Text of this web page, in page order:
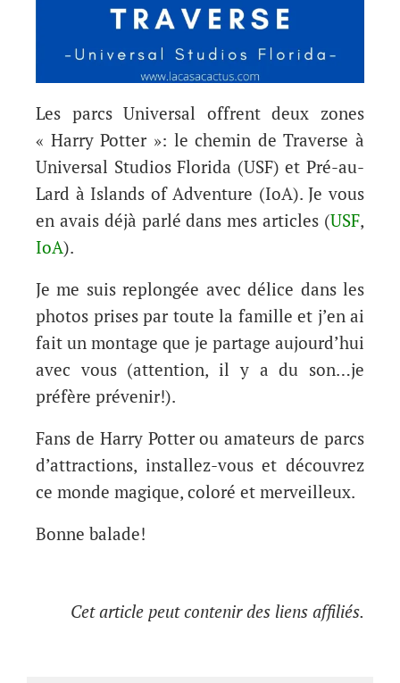
Les parcs Universal offrent deux zones
« Harry Potter »: le chemin de Traverse à
Universal Studios Florida (USF) et Pré-au-
Lard à Islands of Adventure (IoA). Je vous
en avais déjà parlé dans mes articles (USF,
IoA).
Je me suis replongée avec délice dans les
photos prises par toute la famille et j’en ai
fait un montage que je partage aujourd’hui
avec vous (attention, il y a du son…je
préfère prévenir!).
Fans de Harry Potter ou amateurs de parcs
d’attractions, installez-vous et découvrez
ce monde magique, coloré et merveilleux.
Bonne balade!
Cet article peut contenir des liens affiliés.